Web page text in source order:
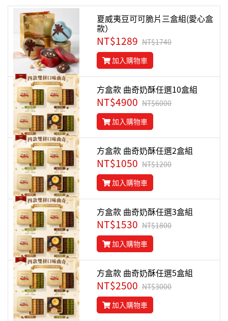
夏威夷豆可可脆片三盒組(愛心盒
款）
NT$1289 NT$1740
加入購物車
方盒款 曲奇奶酥任選10盒組
NT$4900 NT$6000
加入購物車
方盒款 曲奇奶酥任選2盒組
NT$1050 NT$1200
加入購物車
方盒款 曲奇奶酥任選3盒組
NT$1530 NT$1800
加入購物車
方盒款 曲奇奶酥任選5盒組
NT$2500 NT$3000
加入購物車